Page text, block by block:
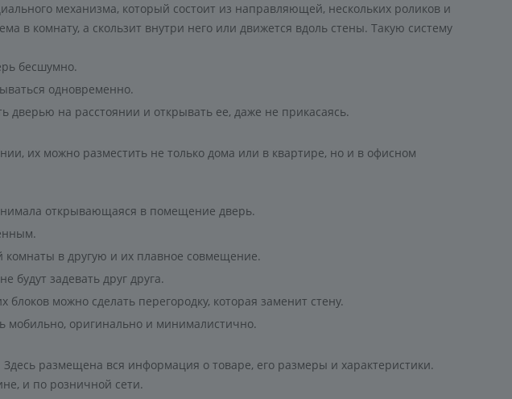
механизма, который состоит из направляющей, нескольких роликов и
в комнату, а скользит внутри него или движется вдоль стены. Такую систему
бесшумно.
одновременно.
дверью на расстоянии и открывать ее, даже не прикасаясь.
их можно разместить не только дома или в квартире, но и в офисном
открывающаяся в помещение дверь.
комнаты в другую и их плавное совмещение.
будут задевать друг друга.
можно сделать перегородку, которая заменит стену.
мобильно, оригинально и минималистично.
размещена вся информация о товаре, его размеры и характеристики.
и по розничной сети.